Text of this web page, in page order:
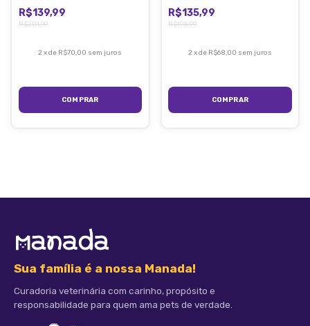
R$139,99
R$201,99
2 xde R$70,00 sem juros
R$135,99
R$198,99
2 xde R$68,00 sem juros
Sua família é a nossa Manada!
Curadoria veterinária com carinho, propósito e
responsabilidade para quem ama pets de verdade.